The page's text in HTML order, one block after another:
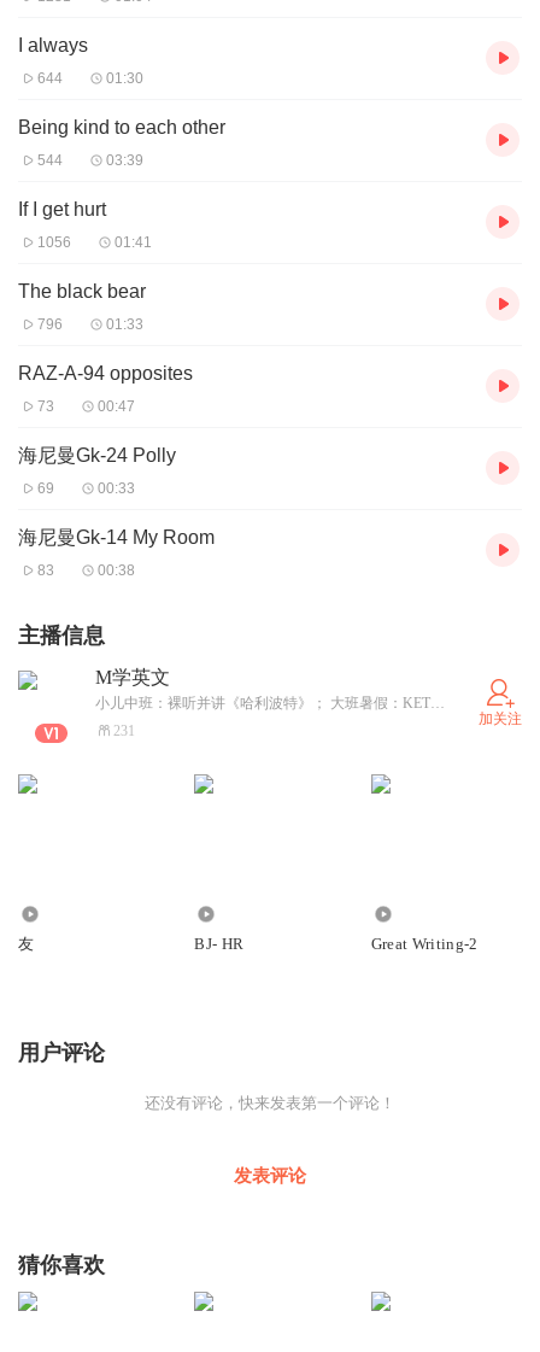
I always
644 01:30
Being kind to each other
544 03:39
If I get hurt
1056 01:41
The black bear
796 01:33
RAZ-A-94 opposites
73 00:47
海尼曼Gk-24 Polly
69 00:33
海尼曼Gk-14 My Room
83 00:38
主播信息
M学英文
小儿中班：裸听并讲《哈利波特》； 大班暑假：KET卓越； 点滴记录，共同成长； 英文学习：gaoyihuan010
231
加关注
友 BJ- HR Great Writing-2
用户评论
还没有评论，快来发表第一个评论！
发表评论
猜你喜欢